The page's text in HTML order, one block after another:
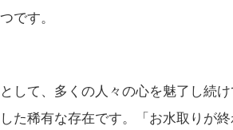
です。
して、多くの人々の心を魅了し続
た稀有な存在です。「お水取りが